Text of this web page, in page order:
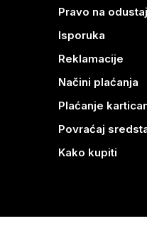
Pravo na
Isporuka
Reklamacije
Načini plaćanja
Plaćanje
Povraćaj
Kako kupiti